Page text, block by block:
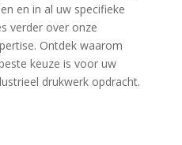
en in al uw specifieke
verder over onze
Ontdek waarom
keuze is voor uw
drukwerk opdracht.